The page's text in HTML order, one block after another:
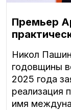
Премьер
Никол
годовщины
2025 года
реализация
имя